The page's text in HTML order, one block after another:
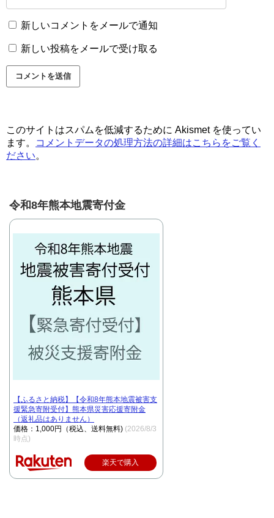
新しいコメントをメールで通知
新しい投稿をメールで受け取る
このサイトはスパムを低減するために Akismet を使ってい
ます。
コメントデータの処理方法の詳細はこちらをご覧く
ださい。
令和8年熊本地震寄付金
【ふるさと納税】【令和8年熊本地震被害支
援緊急寄附受付】熊本県災害応援寄附金
（返礼品はありません）
価格：1,000円（税込、送料無料) (2026/8/3
時点)
楽天で購入